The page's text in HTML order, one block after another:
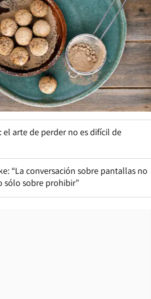
arte de perder no es difícil de
“La conversación sobre pantallas no
sólo sobre prohibir”